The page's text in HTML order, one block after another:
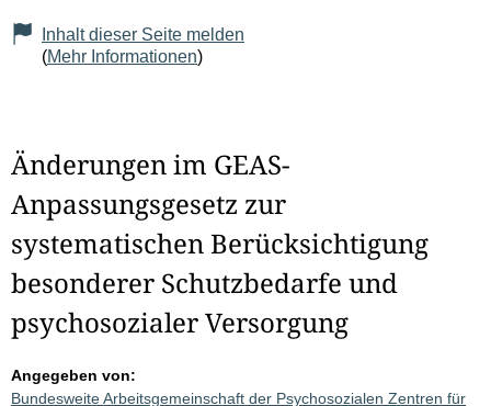
Inhalt dieser Seite melden
(Mehr Informationen)
Änderungen im GEAS-
Anpassungsgesetz zur
systematischen Berücksichtigung
besonderer Schutzbedarfe und
psychosozialer Versorgung
Angegeben von:
Bundesweite Arbeitsgemeinschaft der Psychosozialen Zentren für